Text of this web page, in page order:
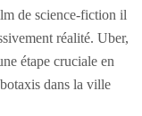
de science-fiction il
réalité. Uber,
étape cruciale en
dans la ville